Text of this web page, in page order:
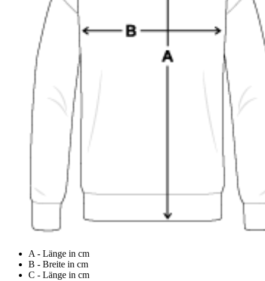
A - Länge in cm
B - Breite in cm
C - Länge in cm